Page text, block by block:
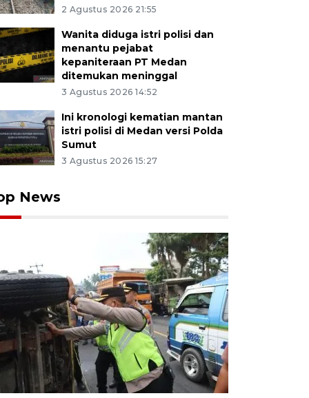
2 Agustus 2026 21:55
Wanita diduga istri polisi dan
menantu pejabat
kepaniteraan PT Medan
ditemukan meninggal
3 Agustus 2026 14:52
Ini kronologi kematian mantan
istri polisi di Medan versi Polda
Sumut
3 Agustus 2026 15:27
News